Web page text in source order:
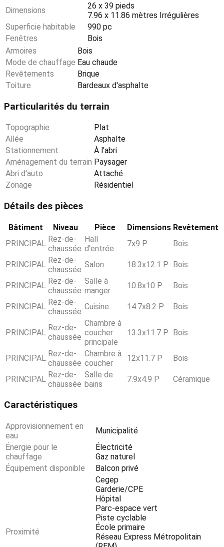
Dimensions
26 x 39 pieds
7.96 x 11.86 mètres Irrégulières
Superficie habitable
990 pc
Fenêtres
Bois
Armoires
Bois
Mode de chauffage Eau chaude
Revêtements
Brique
Toiture
Bardeaux d'asphalte
Particularités du terrain
Topographie
Plat
Allée
Asphalte
Stationnement
À l'abri
Aménagement du terrain Paysager
Abri d'auto
Attaché
Zonage
Résidentiel
Détails des pièces
Bâtiment Niveau Pièce Dimensions Revêtement
PRINCIPAL Rez-de-
chaussée
Hall
d'entrée
7x9 P Bois
PRINCIPAL Rez-de-
chaussée
Salon 18.3x12.1 P Bois
PRINCIPAL Rez-de-
chaussée
Salle à
manger
10.8x10 P Bois
PRINCIPAL Rez-de-
chaussée
Cuisine 14.7x8.2 P Bois
PRINCIPAL
Rez-de-
chaussée
Chambre à
coucher
principale
13.3x11.7 P Bois
PRINCIPAL Rez-de-
chaussée
Chambre à
coucher
12x11.7 P Bois
PRINCIPAL Rez-de-
chaussée
Salle de
bains
7.9x4.9 P Céramique
Caractéristiques
Approvisionnement en
eau
Municipalité
Énergie pour le
chauffage
Électricité
Gaz naturel
Équipement disponible
Balcon privé
Proximité
Cegep
Garderie/CPE
Hôpital
Parc-espace vert
Piste cyclable
École primaire
Réseau Express Métropolitain